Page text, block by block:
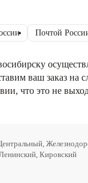
Почтой
ваш заказ на
что это не
Кировский